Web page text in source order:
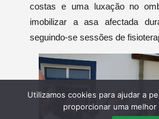
costas e uma luxação no
imobilizar a asa afectada
seguindo-se sessões de
Utilizamos cookies para ajudar a
proporcionar uma